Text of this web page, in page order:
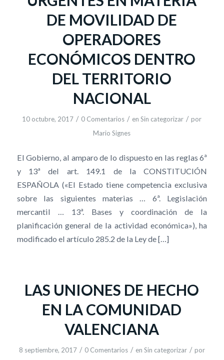
DE MOVILIDAD DE
OPERADORES
ECONÓMICOS DENTRO
DEL TERRITORIO
NACIONAL
10 octubre, 2017 / 0 Comentarios / enSin categorizar / por
Mario Signes
El Gobierno, al amparo de lo dispuesto en las reglas 6ª
y 13ª del art. 149.1 de la CONSTITUCIÓN
ESPAÑOLA («El Estado tiene competencia exclusiva
sobre las siguientes materias … 6ª. Legislación
mercantil … 13ª. Bases y coordinación de la
planificación general de la actividad económica»), ha
modificado el artículo 285.2 de la Ley de […]
LAS UNIONES DE HECHO
EN LA COMUNIDAD
VALENCIANA
8 septiembre, 2017 / 0 Comentarios / en Sin categorizar / por